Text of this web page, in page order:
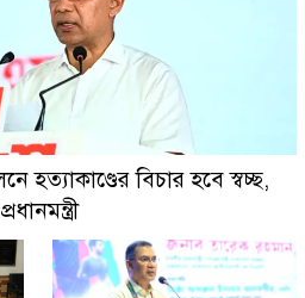
হত্যাকাণ্ডের বিচার হবে স্বচ্ছ,